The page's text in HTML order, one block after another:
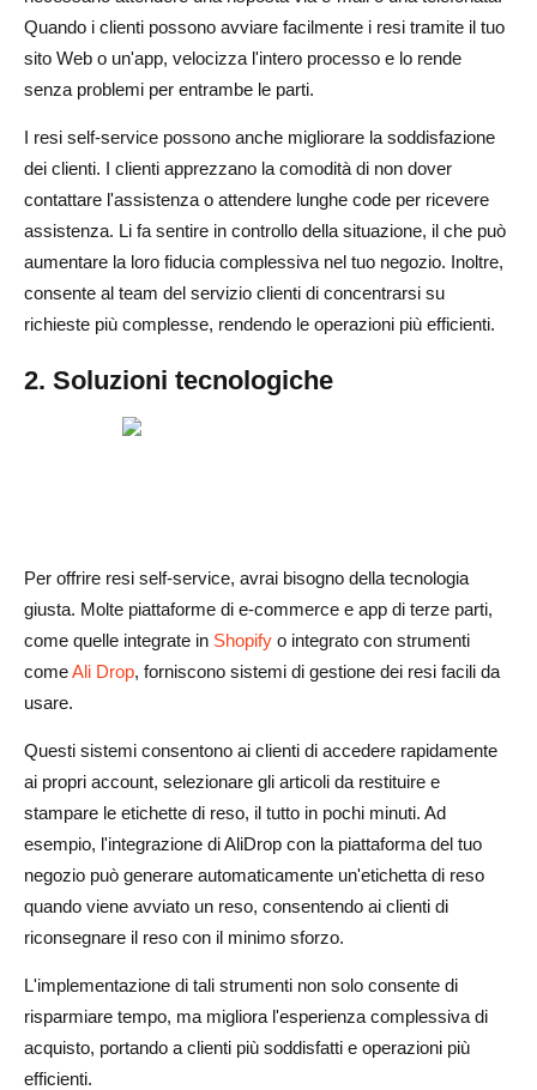
Quando i clienti possono avviare facilmente i resi tramite il tuo
sito Web o un'app, velocizza l'intero processo e lo rende
senza problemi per entrambe le parti.
I resi self-service possono anche migliorare la soddisfazione
dei clienti. I clienti apprezzano la comodità di non dover
contattare l'assistenza o attendere lunghe code per ricevere
assistenza. Li fa sentire in controllo della situazione, il che può
aumentare la loro fiducia complessiva nel tuo negozio. Inoltre,
consente al team del servizio clienti di concentrarsi su
richieste più complesse, rendendo le operazioni più efficienti.
2. Soluzioni tecnologiche
Per offrire resi self-service, avrai bisogno della tecnologia
giusta. Molte piattaforme di e-commerce e app di terze parti,
come quelle integrate in Shopify o integrato con strumenti
comeAli Drop, forniscono sistemi di gestione dei resi facili da
usare.
Questi sistemi consentono ai clienti di accedere rapidamente
ai propri account, selezionare gli articoli da restituire e
stampare le etichette di reso, il tutto in pochi minuti. Ad
esempio, l'integrazione di AliDrop con la piattaforma del tuo
negozio può generare automaticamente un'etichetta di reso
quando viene avviato un reso, consentendo ai clienti di
riconsegnare il reso con il minimo sforzo.
L'implementazione di tali strumenti non solo consente di
risparmiare tempo, ma migliora l'esperienza complessiva di
acquisto, portando a clienti più soddisfatti e operazioni più
efficienti.